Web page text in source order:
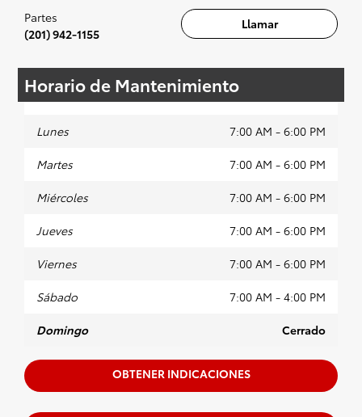
Llamar
Partes
(201) 942-1155
Horario de Mantenimiento
Lunes 7:00 AM - 6:00 PM
Martes 7:00 AM - 6:00 PM
Miércoles 7:00 AM - 6:00 PM
Jueves 7:00 AM - 6:00 PM
Viernes 7:00 AM - 6:00 PM
Sábado 7:00 AM - 4:00 PM
Domingo Cerrado
OBTENER INDICACIONES